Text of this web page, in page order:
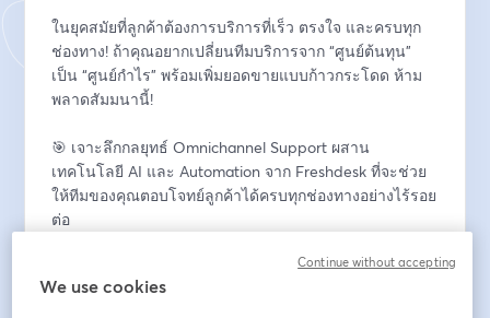
ในยุคสมัยที่ลูกค้าต้องการบริการที่เร็ว ตรงใจ และครบทุก
ช่องทาง! ถ้าคุณอยากเปลี่ยนทีมบริการจาก “ศูนย์ต้นทุน”
เป็น “ศูนย์กำไร” พร้อมเพิ่มยอดขายแบบก้าวกระโดด ห้าม
พลาดสัมมนานี้!
🎯 เจาะลึกกลยุทธ์ Omnichannel Support ผสาน
เทคโนโลยี AI และ Automation จาก Freshdesk ที่จะช่วย
ให้ทีมของคุณตอบโจทย์ลูกค้าได้ครบทุกช่องทางอย่างไร้รอย
ต่อ
💡 พร้อมตัวอย่างจริง และเคล็ดลับที่คุณนำไปใช้ได้ทันที!
We use cookies
Continue without accepting